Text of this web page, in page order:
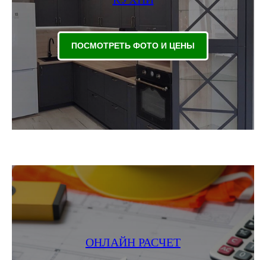
ПОСМОТРЕТЬ ФОТО И ЦЕНЫ
ОНЛАЙН РАСЧЕТ